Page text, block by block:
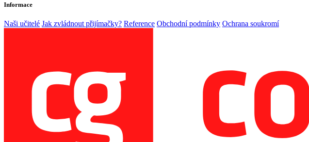
Informace
Naši učitelé Jak zvládnout přijímačky? Reference Obchodní podmínky Ochrana soukromí